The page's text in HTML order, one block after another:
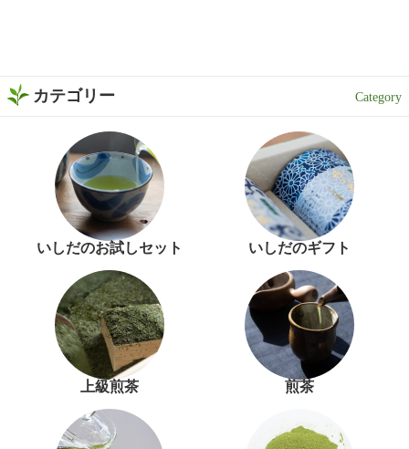
カテゴリー
いしだのお試しセット いしだのギフト
上級煎茶 煎茶